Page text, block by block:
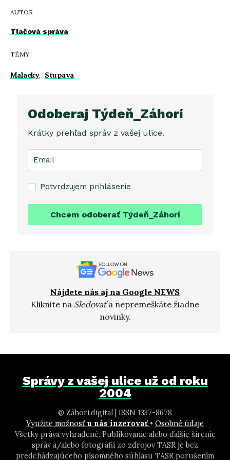
AUTOR
Tlačová správa
TÉMY
Malacky, Stupava
Odoberaj Týdeň_Záhorí
Krátky prehľad správ z vašej ulice.
Potvrdzujem prihlásenie
Chcem odoberať Týdeň_Záhorí
Nájdete nás aj na Google NEWS
Kliknite na Sledovaťa nepremeškáte žiadne
novinky.
Správy z vašej ulice už od roku
2004
@ Záhori.digital | ISSN 1337-8678
Využite možnosť u nás inzerovať • Osobné údaje
Všetky práva vyhradené. Publikovanie alebo ďalšie šírenie
správ a/alebo fotografií zo zdrojov TASR je bez
predchádzajúceho písomného súhlasu TASR porušením